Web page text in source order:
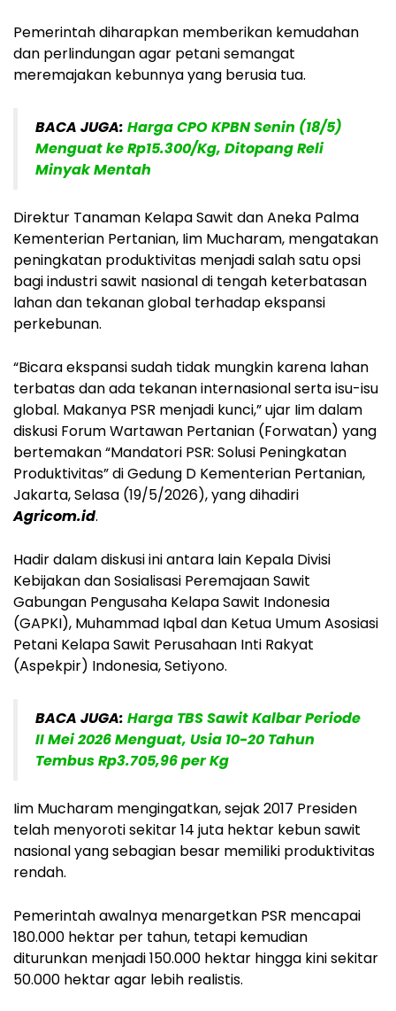
Pemerintah diharapkan memberikan kemudahan
dan perlindungan agar petani semangat
meremajakan kebunnya yang berusia tua.
BACA JUGA: Harga CPO KPBN Senin (18/5)
Menguat ke Rp15.300/Kg, Ditopang Reli
Minyak Mentah
Direktur Tanaman Kelapa Sawit dan Aneka Palma
Kementerian Pertanian, Iim Mucharam, mengatakan
peningkatan produktivitas menjadi salah satu opsi
bagi industri sawit nasional di tengah keterbatasan
lahan dan tekanan global terhadap ekspansi
perkebunan.
“Bicara ekspansi sudah tidak mungkin karena lahan
terbatas dan ada tekanan internasional serta isu-isu
global. Makanya PSR menjadi kunci,” ujar Iim dalam
diskusi Forum Wartawan Pertanian (Forwatan) yang
bertemakan “Mandatori PSR: Solusi Peningkatan
Produktivitas” di Gedung D Kementerian Pertanian,
Jakarta, Selasa (19/5/2026), yang dihadiri
Agricom.id.
Hadir dalam diskusi ini antara lain Kepala Divisi
Kebijakan dan Sosialisasi Peremajaan Sawit
Gabungan Pengusaha Kelapa Sawit Indonesia
(GAPKI), Muhammad Iqbal dan Ketua Umum Asosiasi
Petani Kelapa Sawit Perusahaan Inti Rakyat
(Aspekpir) Indonesia, Setiyono.
BACA JUGA: Harga TBS Sawit Kalbar Periode
II Mei 2026 Menguat, Usia 10-20 Tahun
Tembus Rp3.705,96 per Kg
Iim Mucharam mengingatkan, sejak 2017 Presiden
telah menyoroti sekitar 14 juta hektar kebun sawit
nasional yang sebagian besar memiliki produktivitas
rendah.
Pemerintah awalnya menargetkan PSR mencapai
180.000 hektar per tahun, tetapi kemudian
diturunkan menjadi 150.000 hektar hingga kini sekitar
50.000 hektar agar lebih realistis.